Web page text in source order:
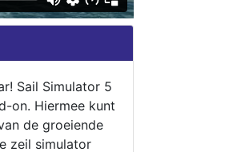
Sail Simulator 5
on. Hiermee kunt
de groeiende
zeil simulator